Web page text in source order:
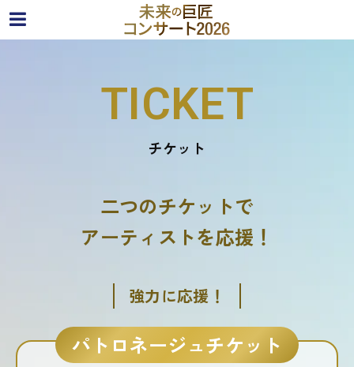
TICKET
チケット
二つのチケットで
アーティストを応援！
強力に応援！
パトロネージュチケット